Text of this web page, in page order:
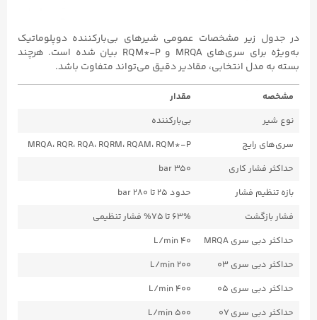
در جدول زیر مشخصات عمومی شیرهای بی‌بارکننده دوپلوماتیک
به‌ویژه برای سری‌های MRQA و RQM*-P بیان شده است. هرچند
بسته به مدل انتخابی، مقادیر دقیق می‌تواند متفاوت باشد.
مشخصه
مقدار
نوع شیر
بی‌بارکننده
سری‌های رایج
MRQA، RQR، RQA، RQRM، RQAM، RQM*-P
حداکثر فشار کاری
350 bar
بازه تنظیم فشار
حدود ۲۵ تا ۲۸۰ bar
فشار بازگشت
۶۳% تا ۷۵% فشار تنظیمی
حداکثر دبی سری MRQA
40 L/min
حداکثر دبی سری ۰۳
200 L/min
حداکثر دبی سری ۰۵
400 L/min
حداکثر دبی سری ۰۷
500 L/min